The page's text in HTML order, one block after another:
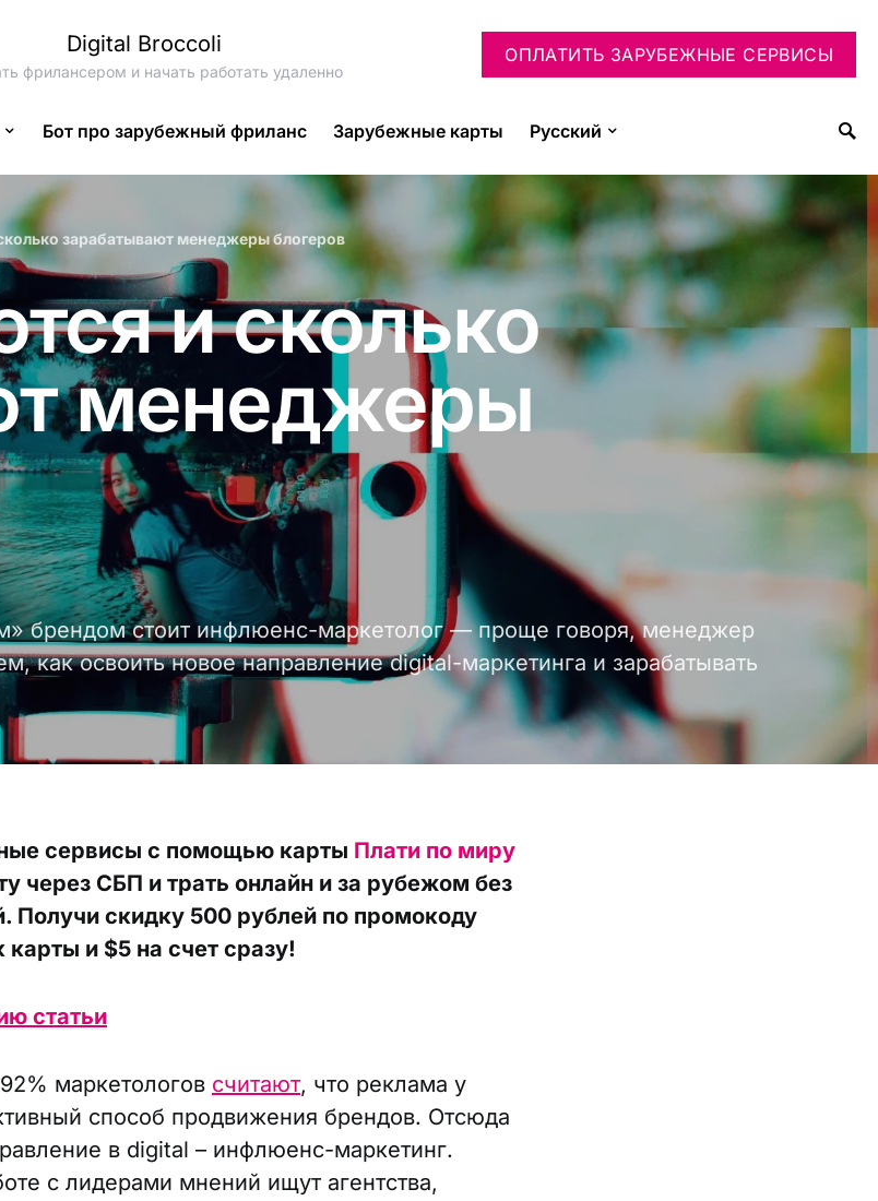
Digital Broccoli
фрилансером и начать работать удаленно
ОПЛАТИТЬ ЗАРУБЕЖНЫЕ СЕРВИСЫ
Бот про зарубежный фриланс Зарубежные карты Русский
зарабатывают менеджеры блогеров
и сколько
менеджеры
брендом стоит инфлюенс-маркетолог — проще говоря, менеджер
как освоить новое направление digital-маркетинга и зарабатывать
сервисы с помощью карты Плати по миру
через СБП и трать онлайн и за рубежом без
Получи скидку 500 рублей по промокоду
карты и $5 на счет сразу!
статьи
маркетологов считают, что реклама у
способ продвижения брендов. Отсюда
в digital – инфлюенс-маркетинг.
с лидерами мнений ищут агентства,